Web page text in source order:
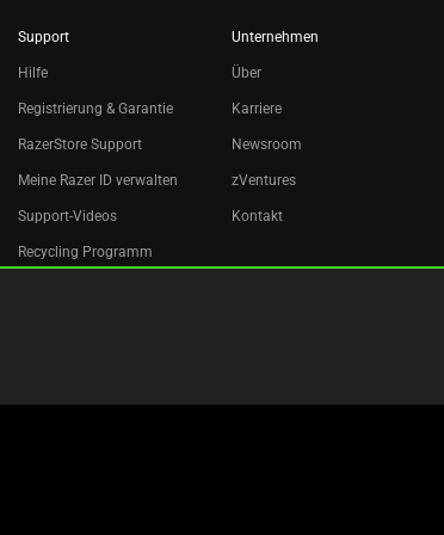
Support
Hilfe
Registrierung & Garantie
RazerStore Support
Meine Razer ID verwalten
Support-Videos
Recycling Programm
Unternehmen
Über
Karriere
Newsroom
zVentures
Kontakt